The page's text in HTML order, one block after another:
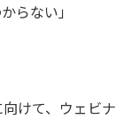
らない」
けて、ウェビナ